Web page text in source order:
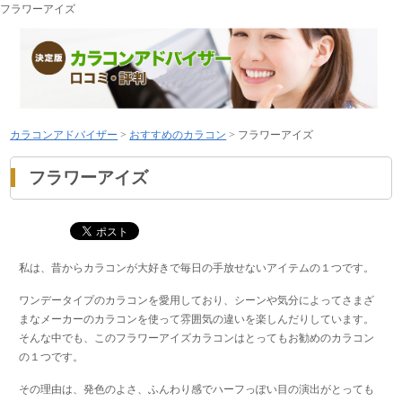
フラワーアイズ
カラコンアドバイザー > おすすめのカラコン > フラワーアイズ
フラワーアイズ
私は、昔からカラコンが大好きで毎日の手放せないアイテムの１つです。
ワンデータイプのカラコンを愛用しており、シーンや気分によってさまざ
まなメーカーのカラコンを使って雰囲気の違いを楽しんだりしています。
そんな中でも、このフラワーアイズカラコンはとってもお勧めのカラコン
の１つです。
その理由は、発色のよさ、ふんわり感でハーフっぽい目の演出がとっても